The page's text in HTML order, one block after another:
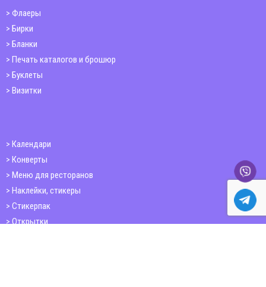
Флаеры
Бирки
Бланки
Печать каталогов и брошюр
Буклеты
Визитки
Календари
Конверты
Меню для ресторанов
Наклейки, стикеры
Стикерпак
Открытки